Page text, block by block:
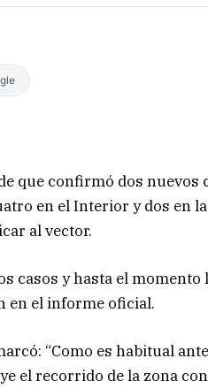
que confirmó dos nuevos
en el Interior y dos en
al vector.
casos y hasta el momento
en el informe oficial.
“Como es habitual
el recorrido de la zona